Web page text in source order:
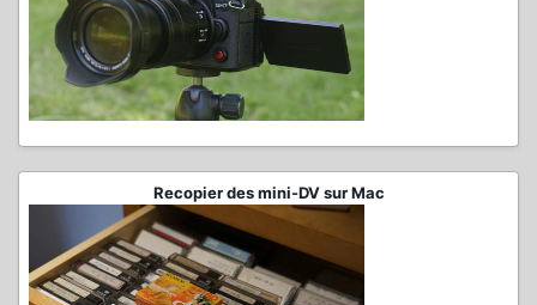
Recopier des mini-DV sur Mac